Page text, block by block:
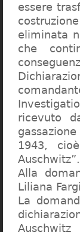
essere
eliminata
che
ricevuto
1943,
Auschwitz”.
Alla
Liliana
La